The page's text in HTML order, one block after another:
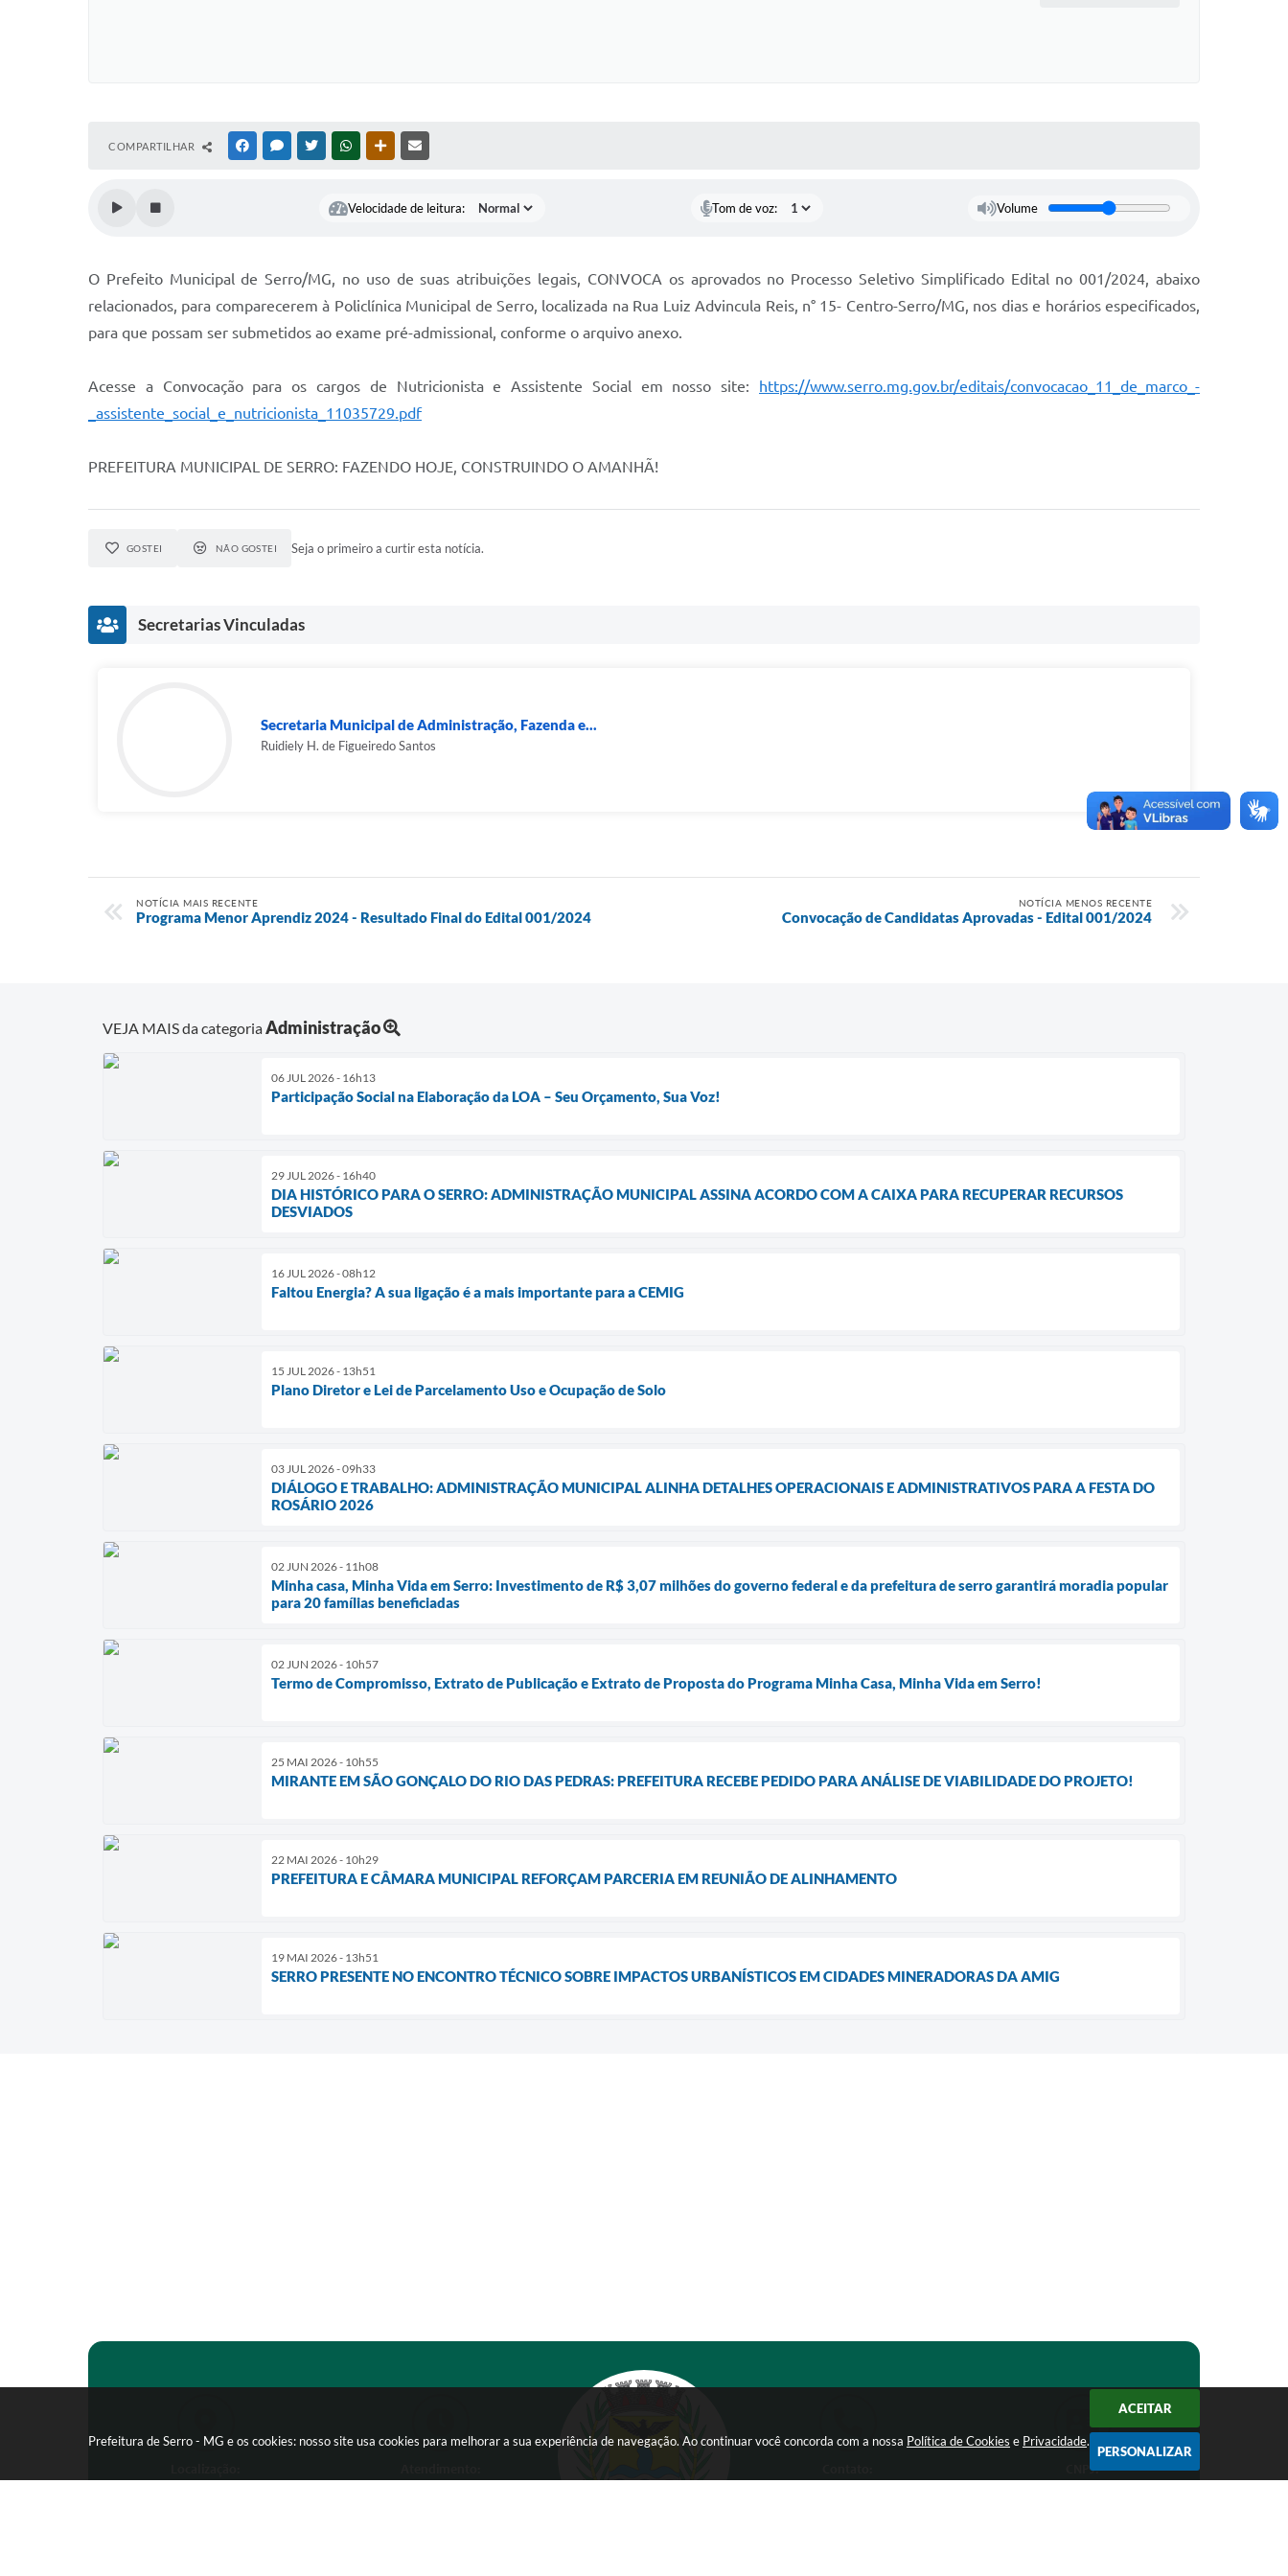
Prefeitura de Serro - MG e os cookies: nosso site usa cookies para melhorar a sua experiência de navegação. Ao continuar você concorda com a nossa Política de Cookies e Privacidade.
ACEITAR
PERSONALIZAR
COMPARTILHAR FACEBOOKMESSENGER
TWITTERWHATSAPPOUTRAS MÍDIAS
Velocidade de leitura: Tom de voz: Volume
O Prefeito Municipal de Serro/MG, no uso de suas atribuições legais, CONVOCA os aprovados no Processo Seletivo Simplificado Edital no 001/2024, abaixo
relacionados, para comparecerem à Policlínica Municipal de Serro, localizada na Rua Luiz Advincula Reis, n° 15- Centro-Serro/MG, nos dias e horários especificados,
para que possam ser submetidos ao exame pré-admissional, conforme o arquivo anexo.
Acesse a Convocação para os cargos de Nutricionista e Assistente Social em nosso site: https://www.serro.mg.gov.br/editais/convocacao_11_de_marco_-
_assistente_social_e_nutricionista_11035729.pdf
PREFEITURA MUNICIPAL DE SERRO: FAZENDO HOJE, CONSTRUINDO O AMANHÃ!
GOSTEI NÃO GOSTEI Seja o primeiro a curtir esta notícia.
Secretarias Vinculadas
Secretaria Municipal de Administração, Fazenda e...
Ruidiely H. de Figueiredo Santos
NOTÍCIA MAIS RECENTE
Programa Menor Aprendiz 2024 - Resultado Final do Edital 001/2024
NOTÍCIA MENOS RECENTE
Convocação de Candidatas Aprovadas - Edital 001/2024
VEJA MAIS da categoriaAdministração
06 JUL 2026 - 16h13
Participação Social na Elaboração da LOA – Seu Orçamento, Sua Voz!
29 JUL 2026 - 16h40
DIA HISTÓRICO PARA O SERRO: ADMINISTRAÇÃO MUNICIPAL ASSINA ACORDO COM A CAIXA PARA RECUPERAR RECURSOS
DESVIADOS
16 JUL 2026 - 08h12
Faltou Energia? A sua ligação é a mais importante para a CEMIG
15 JUL 2026 - 13h51
Plano Diretor e Lei de Parcelamento Uso e Ocupação de Solo
03 JUL 2026 - 09h33
DIÁLOGO E TRABALHO: ADMINISTRAÇÃO MUNICIPAL ALINHA DETALHES OPERACIONAIS E ADMINISTRATIVOS PARA A FESTA DO
ROSÁRIO 2026
02 JUN 2026 - 11h08
Minha casa, Minha Vida em Serro: Investimento de R$ 3,07 milhões do governo federal e da prefeitura de serro garantirá moradia popular
para 20 famílias beneficiadas
02 JUN 2026 - 10h57
Termo de Compromisso, Extrato de Publicação e Extrato de Proposta do Programa Minha Casa, Minha Vida em Serro!
25 MAI 2026 - 10h55
MIRANTE EM SÃO GONÇALO DO RIO DAS PEDRAS: PREFEITURA RECEBE PEDIDO PARA ANÁLISE DE VIABILIDADE DO PROJETO!
22 MAI 2026 - 10h29
PREFEITURA E CÂMARA MUNICIPAL REFORÇAM PARCERIA EM REUNIÃO DE ALINHAMENTO
19 MAI 2026 - 13h51
SERRO PRESENTE NO ENCONTRO TÉCNICO SOBRE IMPACTOS URBANÍSTICOS EM CIDADES MINERADORAS DA AMIG
CNPJ: